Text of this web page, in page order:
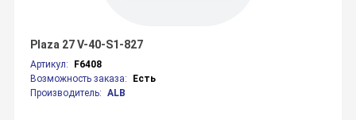
Артикул:
F6408
Возможность заказа:
Есть
Производитель: ALB
Plaza 27 V-40-S1-827